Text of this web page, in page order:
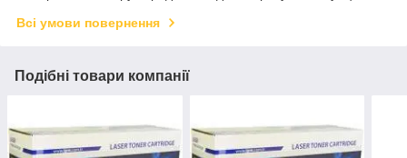
Всі умови повернення
Подібні товари компанії